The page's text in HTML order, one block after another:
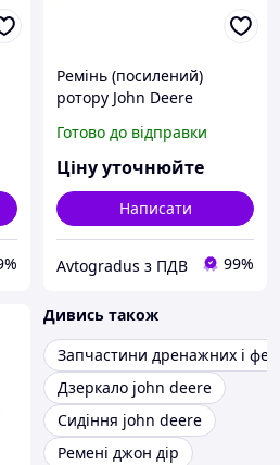
Ремінь (посилений)
ротору John Deere
Готово до відправки
Ціну уточнюйте
Написати
Avtogradus з ПДВ 99%
Дивись також
Запчастини дренажних і
Дзеркало john deere
Сидіння john deere
Ремені джон дір